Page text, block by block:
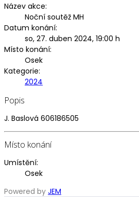
Název akce:
Noční soutěž MH
Datum konání:
so, 27. duben 2024, 19:00 h
Místo konání:
Osek
Kategorie:
2024
Popis
J. Baslová 606186505
Místo konání
Umístění:
Osek
Powered by JEM